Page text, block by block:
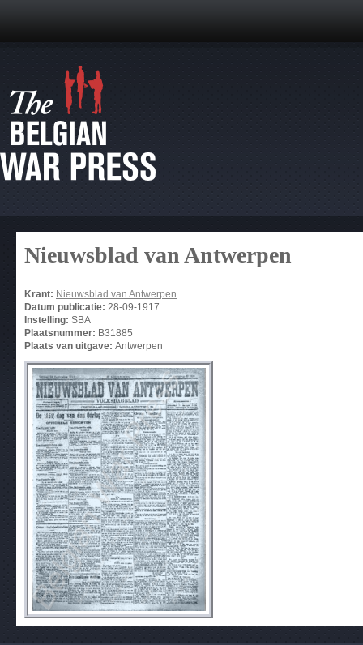
Nieuwsblad van Antwerpen
Krant: Nieuwsblad van Antwerpen
Datum publicatie: 28-09-1917
Instelling: SBA
Plaatsnummer: B31885
Plaats van uitgave: Antwerpen